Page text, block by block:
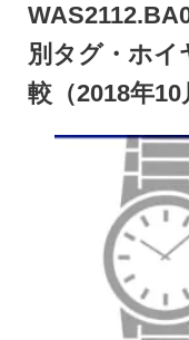
別タグ・ホイ
較（2018年10